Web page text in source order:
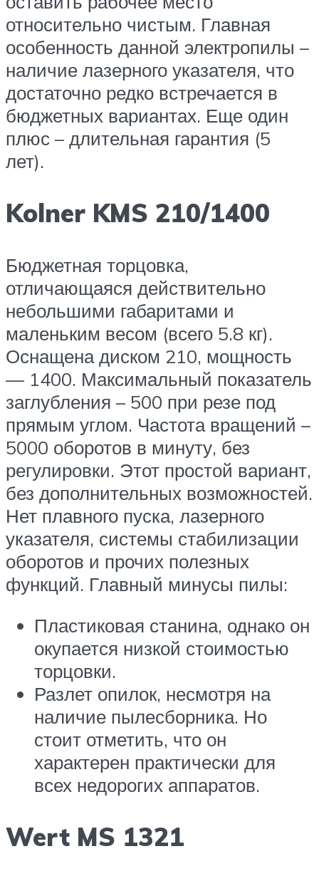
относительно чистым. Главная
особенность данной электропилы –
наличие лазерного указателя, что
достаточно редко встречается в
бюджетных вариантах. Еще один
плюс – длительная гарантия (5
лет).
Kolner KMS 210/1400
Бюджетная торцовка,
отличающаяся действительно
небольшими габаритами и
маленьким весом (всего 5.8 кг).
Оснащена диском 210, мощность
— 1400. Максимальный показатель
заглубления – 500 при резе под
прямым углом. Частота вращений –
5000 оборотов в минуту, без
регулировки. Этот простой вариант,
без дополнительных возможностей.
Нет плавного пуска, лазерного
указателя, системы стабилизации
оборотов и прочих полезных
функций. Главный минусы пилы:
Пластиковая станина, однако он
окупается низкой стоимостью
торцовки.
Разлет опилок, несмотря на
наличие пылесборника. Но
стоит отметить, что он
характерен практически для
всех недорогих аппаратов.
Wert MS 1321